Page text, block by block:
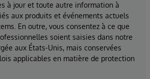
à jour et toute autre information à
aux produits et événements actuels
En outre, vous consentez à ce que
soient saisies dans notre
aux États-Unis, mais conservées
applicables en matière de protection